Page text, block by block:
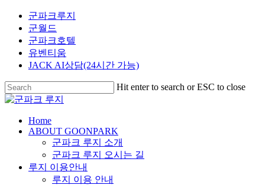
군파크루지
군월드
군파크호텔
유벤티움
JACK AI상담(24시간 가능)
Hit enter to search or ESC to close
Close
search
Menu
Home
ABOUT GOONPARK
군파크 루지 소개
군파크 루지 오시는 길
루지 이용안내
루지 이용 안내